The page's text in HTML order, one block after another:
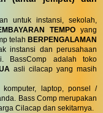
untuk instansi, sekolah,
TEMPO yang
telah BERPENGALAMAN
instansi dan perusahaan
BassComp adalah toko
asli cilacap yang masih
laptop, ponsel /
Bass Comp merupakan
Cilacap dan sekitarnya.